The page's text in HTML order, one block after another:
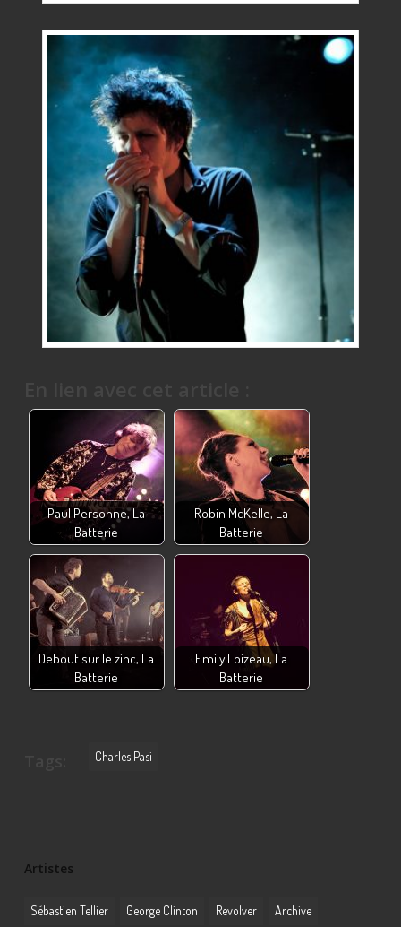
Paul Personne, La
Batterie
Robin McKelle, La
Batterie
Debout sur le zinc, La
Batterie
Emily Loizeau, La
Batterie
Charles Pasi
Artistes
Sébastien Tellier George Clinton Revolver Archive